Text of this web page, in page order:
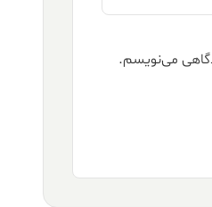
می‌نویسم.